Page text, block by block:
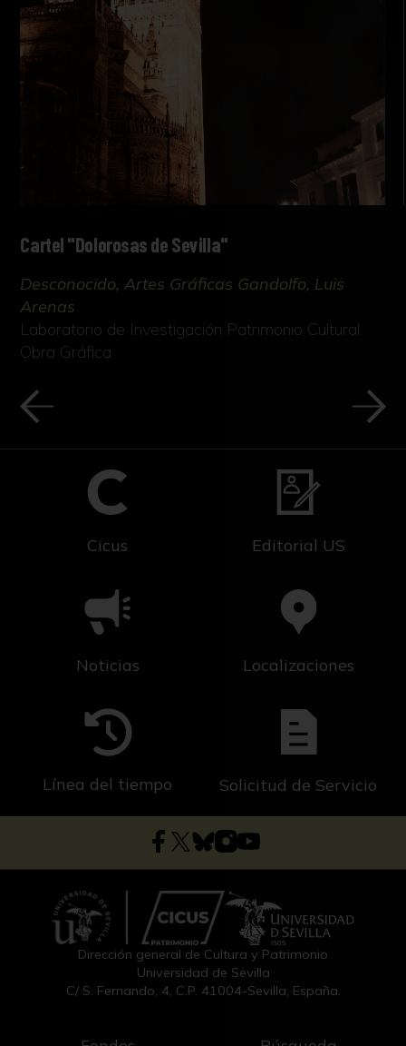
Cartel "Dolorosas de Sevilla"
Desconocido, Artes Gráficas Gandolfo, Luis
Arenas
Laboratorio de Investigación Patrimonio Cultural
Obra Gráfica
Cicus Editorial US
Noticias Localizaciones
Línea del tiempo Solicitud de Servicio
Dirección general de Cultura y Patrimonio
Universidad de Sevilla
C/ S. Fernando, 4, C.P. 41004-Sevilla, España.